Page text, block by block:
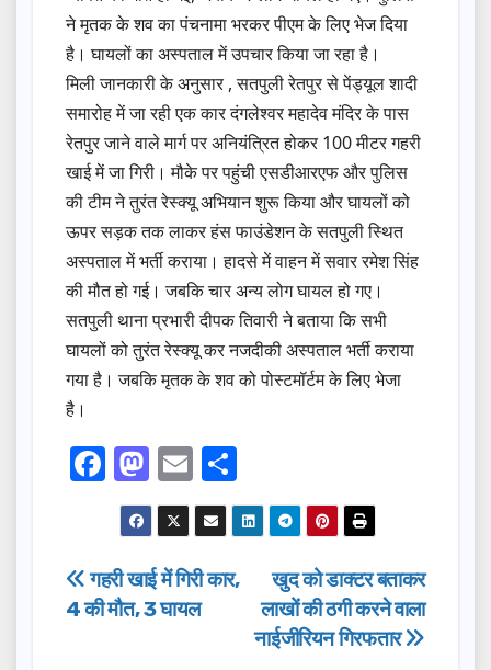
ने मृतक के शव का पंचनामा भरकर पीएम के लिए भेज दिया
है। घायलों का अस्पताल में उपचार किया जा रहा है।
मिली जानकारी के अनुसार , सतपुली रेतपुर से पेंड्यूल शादी
समारोह में जा रही एक कार दंगलेश्वर महादेव मंदिर के पास
रेतपुर जाने वाले मार्ग पर अनियंत्रित होकर 100 मीटर गहरी
खाई में जा गिरी। मौके पर पहुंची एसडीआरएफ और पुलिस
की टीम ने तुरंत रेस्क्यू अभियान शुरू किया और घायलों को
ऊपर सड़क तक लाकर हंस फाउंडेशन के सतपुली स्थित
अस्पताल में भर्ती कराया। हादसे में वाहन में सवार रमेश सिंह
की मौत हो गई। जबकि चार अन्य लोग घायल हो गए।
सतपुली थाना प्रभारी दीपक तिवारी ने बताया कि सभी
घायलों को तुरंत रेस्क्यू कर नजदीकी अस्पताल भर्ती कराया
गया है। जबकि मृतक के शव को पोस्टमॉर्टम के लिए भेजा
है।
F
a
c
e
b
M
a
st
o
d
E
m
ail
h
ar
Post
navigation
खुद को डाक्टर बताकर
लाखों की ठगी करने वाला
नाईजीरियन गिरफतार
गहरी खाई में गिरी कार,
4 की मौत, 3 घायल